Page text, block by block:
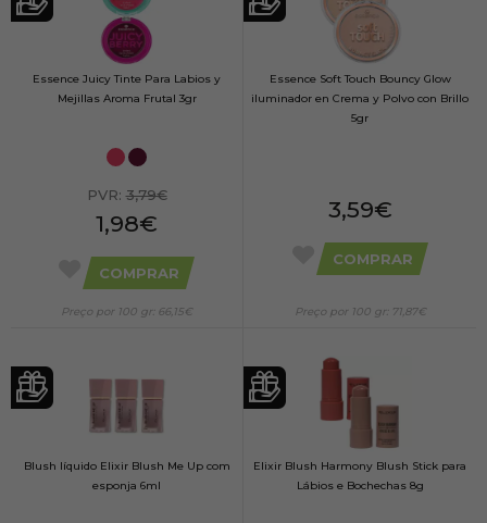
Essence Juicy Tinte Para Labios y
Mejillas Aroma Frutal 3gr
PVR:3,79€
1,98€
COMPRAR
Preço por 100 gr: 66,15€
Essence Soft Touch Bouncy Glow
iluminador en Crema y Polvo con Brillo
5gr
3,59€
COMPRAR
Preço por 100 gr: 71,87€
Blush líquido Elixir Blush Me Up com
esponja 6ml
Elixir Blush Harmony Blush Stick para
Lábios e Bochechas 8g